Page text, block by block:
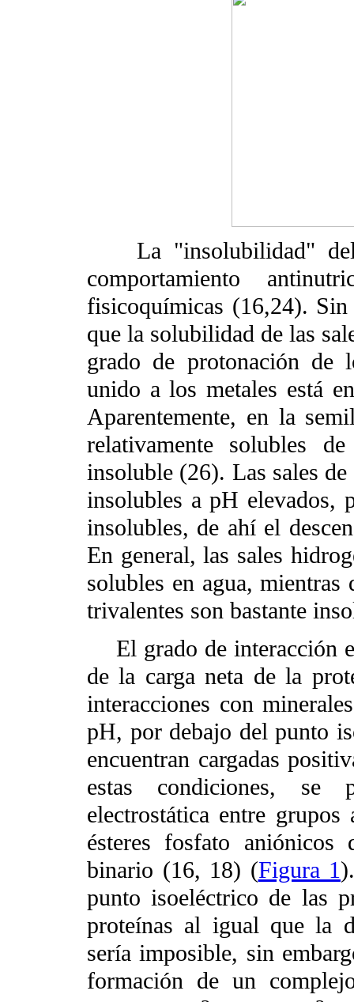
La "insolubilidad" del
comportamiento
fisicoquímicas (16,24). Sin
que la solubilidad de las
grado de protonación de
unido a los metales está
Aparentemente, en la
relativamente solubles
insoluble (26). Las sales
insolubles a pH elevados,
insolubles, de ahí el
En general, las sales
solubles en agua, mientras
trivalentes son bastante
El grado de interacción
de la carga neta de la
interacciones con
pH, por debajo del punto
encuentran cargadas
estas condiciones, se
electrostática entre
ésteres fosfato
binario (16, 18) (Figura 1
punto isoeléctrico de las
proteínas al igual que la
sería imposible, sin
formación de un